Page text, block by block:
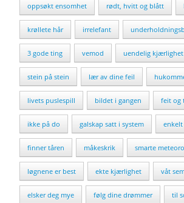
oppsøkt ensomhet rødt, hvitt og blått
krøllete hår irrelefant
3 gode ting vemod uendelig kjærlighet
stein på stein lær av dine feil
livets puslespill bildet i gangen feit og
ikke på do galskap satt i system
finner tåren måkeskrik smarte
løgnene er best ekte kjærlighet våt
elsker deg mye følg dine drømmer til